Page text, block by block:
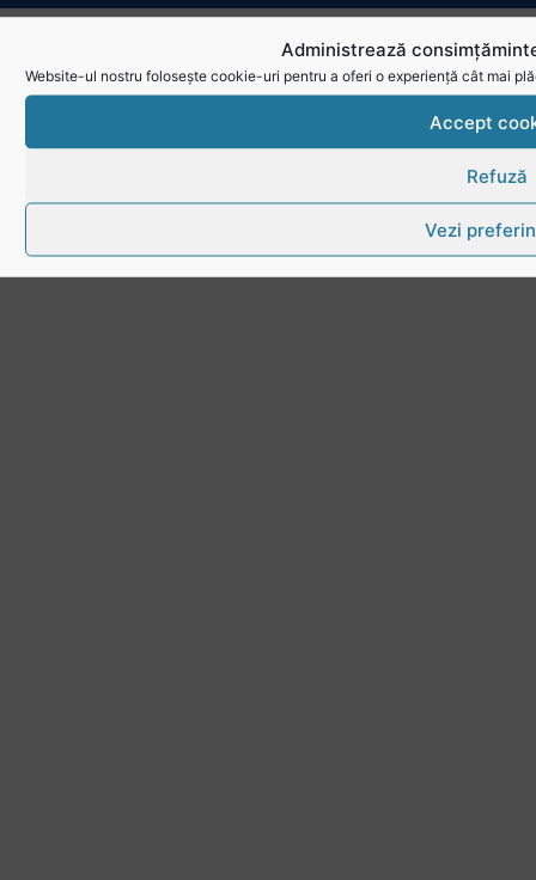
Administrează
Website-ul nostru folosește cookie-uri pentru a oferi o experiență cât mai
Accept
Refuză
Vezi